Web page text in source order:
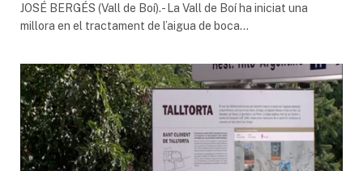
JOSÉ BERGÉS (Vall de Boí).- La Vall de Boí ha iniciat una
millora en el tractament de l’aigua de boca…